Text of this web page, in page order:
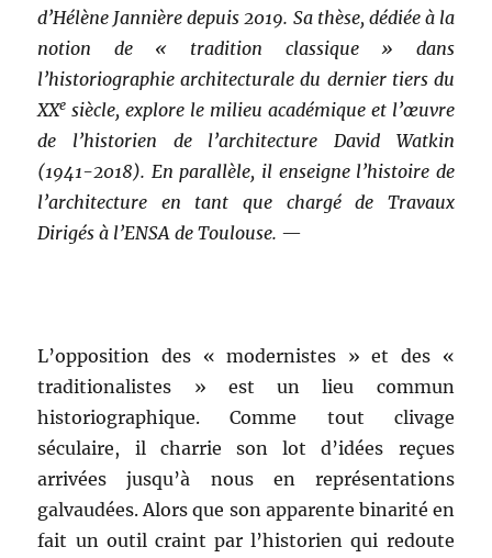
d’Hélène Jannière depuis 2019. Sa thèse, dédiée à la
notion de « tradition classique » dans
l’historiographie architecturale du dernier tiers du
XXe siècle, explore le milieu académique et l’œuvre
de l’historien de l’architecture David Watkin
(1941-2018). En parallèle, il enseigne l’histoire de
l’architecture en tant que chargé de Travaux
Dirigés à l’ENSA de Toulouse. —
L’opposition des « modernistes » et des «
traditionalistes » est un lieu commun
historiographique. Comme tout clivage
séculaire, il charrie son lot d’idées reçues
arrivées jusqu’à nous en représentations
galvaudées. Alors que son apparente binarité en
fait un outil craint par l’historien qui redoute